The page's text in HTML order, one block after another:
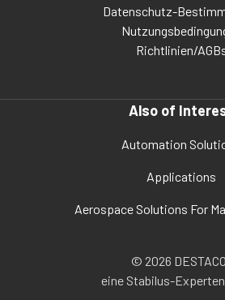
Datenschutz-
Richtlinien/
Also of
Automation
Applications
Aerospace Solutions For
© 2026
eine Stabilus-